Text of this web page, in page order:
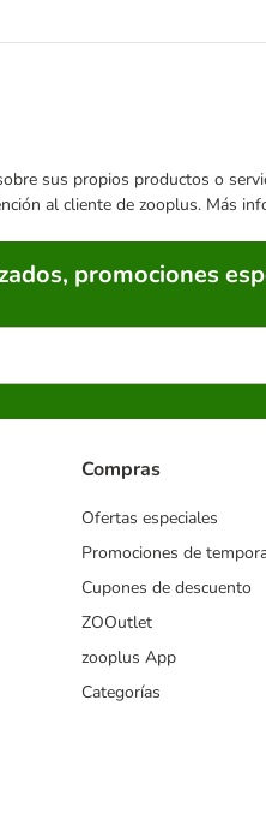
sus propios productos o
al cliente de zooplus. Más
promociones
Compras
Ofertas especiales
Promociones de
Cupones de descuento
ZOOutlet
zooplus App
Categorías